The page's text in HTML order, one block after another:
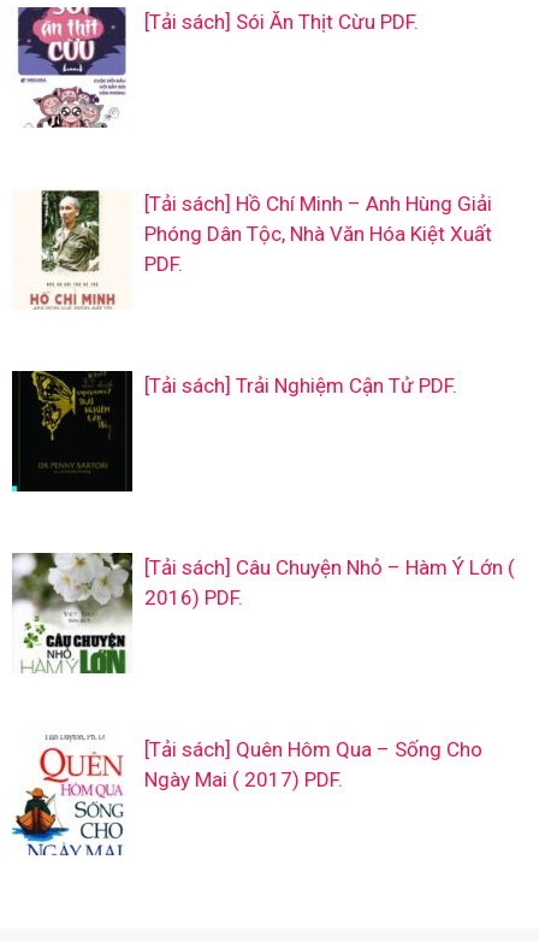
[Tải sách] Sói Ăn Thịt Cừu PDF.
[Tải sách] Hồ Chí Minh – Anh Hùng Giải
Phóng Dân Tộc, Nhà Văn Hóa Kiệt Xuất
PDF.
[Tải sách] Trải Nghiệm Cận Tử PDF.
[Tải sách] Câu Chuyện Nhỏ – Hàm Ý Lớn (
2016) PDF.
[Tải sách] Quên Hôm Qua – Sống Cho
Ngày Mai ( 2017) PDF.